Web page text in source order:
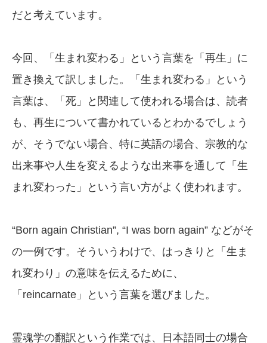
だと考えています。
今回、「生まれ変わる」という言葉を「再生」に
置き換えて訳しました。「生まれ変わる」という
言葉は、「死」と関連して使われる場合は、読者
も、再生について書かれているとわかるでしょう
が、そうでない場合、特に英語の場合、宗教的な
出来事や人生を変えるような出来事を通して「生
まれ変わった」という言い方がよく使われます。
“Born again Christian”, “I was born again” などがそ
の一例です。そういうわけで、はっきりと「生ま
れ変わり」の意味を伝えるために、
「reincarnate」という言葉を選びました。
霊魂学の翻訳という作業では、日本語同士の場合